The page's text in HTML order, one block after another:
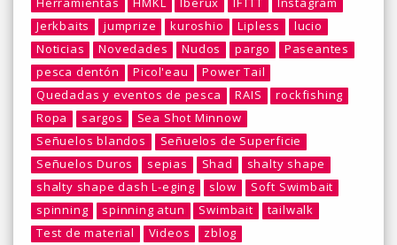
Jerkbaits
jumprize kuroshio Lipless
lucio
Noticias
Novedades Nudos pargo
Paseantes
pesca dentón
Picol'eau
Power Tail
Quedadas y eventos de pesca
RAIS
rockfishing
Ropa
sargos
Sea Shot Minnow
Señuelos blandos
Señuelos de Superficie
Señuelos Duros
sepias Shad
shalty shape
shalty shape dash L-eging
slow
Soft Swimbait
spinning
spinning atun Swimbait
tailwalk
Test de material
Videos zblog